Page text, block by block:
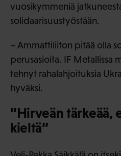
vuosikymmeniä
solidaarisuustyöstään.
– Ammattiliiton pitää olla
perusasioita. IF Metallissa
tehnyt rahalahjoituksia
hyväksi.
”Hirveän tärkeää,
kieltä”